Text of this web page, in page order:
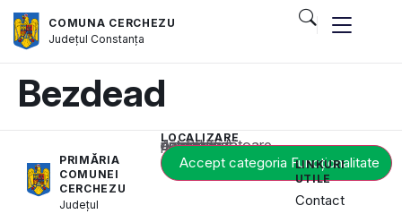
COMUNA CERCHEZU
JudețulConstanța
Bezdead
PRIMĂRIA
COMUNEI
CERCHEZU
Județul
LOCALIZARE
Acest conținut este blocat până când acceptați categoria corespunzătoare de cookie-uri.
Accept categoria Funcționalitate
LINKURI
UTILE
Contact